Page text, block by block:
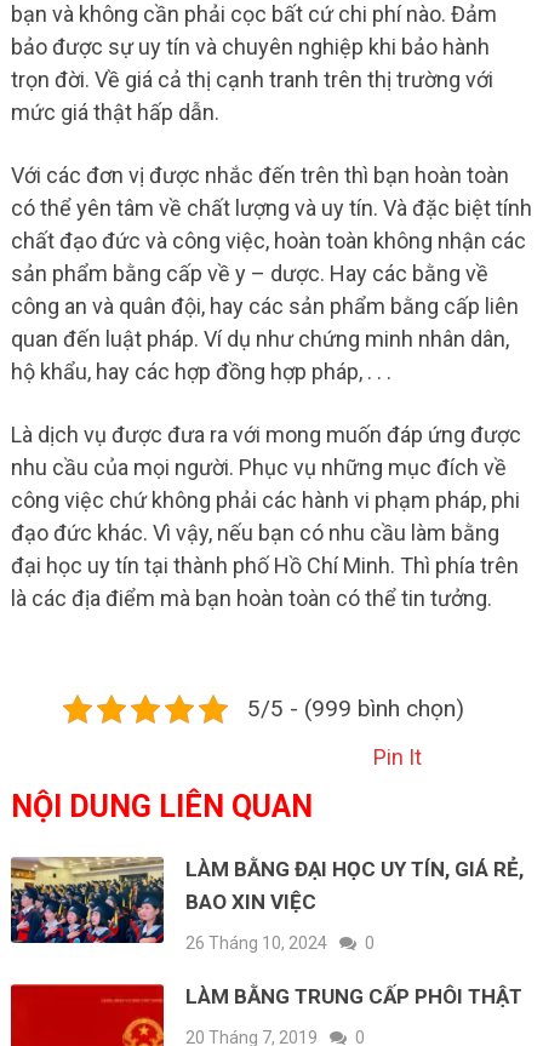
bạn và không cần phải cọc bất cứ chi phí nào. Đảm
bảo được sự uy tín và chuyên nghiệp khi bảo hành
trọn đời. Về giá cả thị cạnh tranh trên thị trường với
mức giá thật hấp dẫn.
Với các đơn vị được nhắc đến trên thì bạn hoàn toàn
có thể yên tâm về chất lượng và uy tín. Và đặc biệt tính
chất đạo đức và công việc, hoàn toàn không nhận các
sản phẩm bằng cấp về y – dược. Hay các bằng về
công an và quân đội, hay các sản phẩm bằng cấp liên
quan đến luật pháp. Ví dụ như chứng minh nhân dân,
hộ khẩu, hay các hợp đồng hợp pháp, . . .
Là dịch vụ được đưa ra với mong muốn đáp ứng được
nhu cầu của mọi người. Phục vụ những mục đích về
công việc chứ không phải các hành vi phạm pháp, phi
đạo đức khác. Vì vậy, nếu bạn có nhu cầu làm bằng
đại học uy tín tại thành phố Hồ Chí Minh. Thì phía trên
là các địa điểm mà bạn hoàn toàn có thể tin tưởng.
5/5 - (999 bình chọn)
Pin It
NỘI DUNG LIÊN QUAN
LÀM BẰNG ĐẠI HỌC UY TÍN, GIÁ RẺ,
BAO XIN VIỆC
26 Tháng 10, 2024 0
LÀM BẰNG TRUNG CẤP PHÔI THẬT
20 Tháng 7, 2019 0